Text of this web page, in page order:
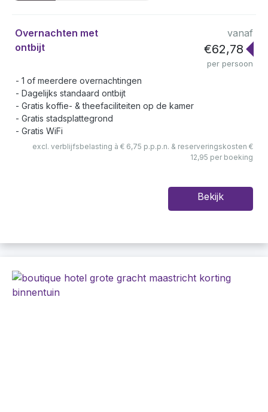
Overnachten met
ontbijt
vanaf
€62,78
per persoon
1 of meerdere overnachtingen
Dagelijks standaard ontbijt
Gratis koffie- & theefaciliteiten op de kamer
Gratis stadsplattegrond
Gratis WiFi
excl. verblijfsbelasting à € 6,75 p.p.p.n. & reserveringskosten €
12,95 per boeking
Bekijk